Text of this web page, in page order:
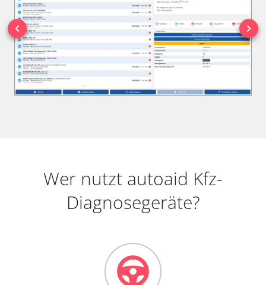
Wer nutzt autoaid Kfz-
Diagnosegeräte?